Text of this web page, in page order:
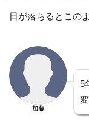
日が落ちるとこの
加藤
5